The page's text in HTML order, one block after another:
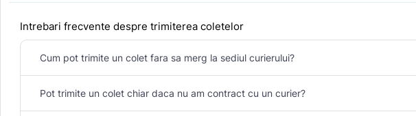
Intrebari frecvente despre trimiterea coletelor
Cum pot trimite un colet fara sa merg la sediul curierului?
Pot trimite un colet chiar daca nu am contract cu un curier?